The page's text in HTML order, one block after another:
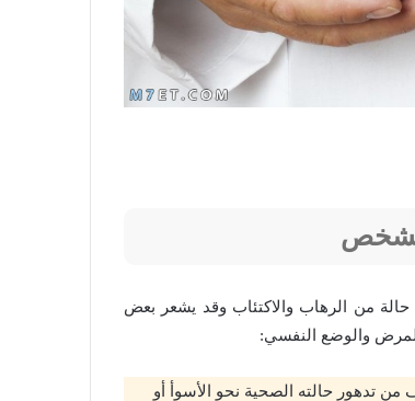
للشخص
من الرهاب والاكتئاب وقد يشعر بعض
والوضع النفسي:
تدهور حالته الصحية نحو الأسوأ أو